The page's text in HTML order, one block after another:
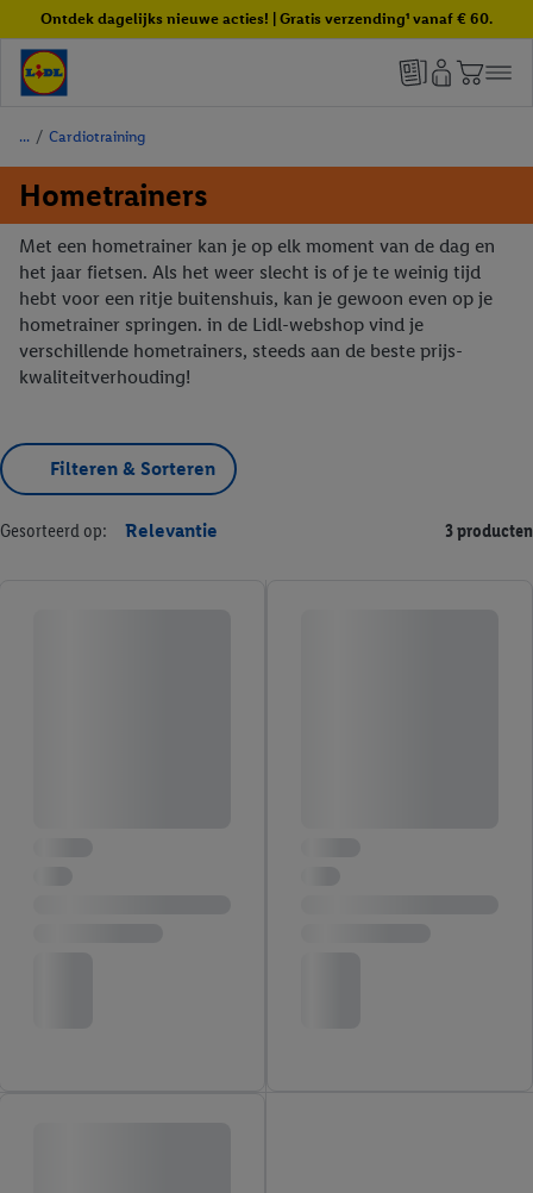
Ontdek dagelijks nieuwe acties! | Gratis verzending¹ vanaf € 60.
/ Cardiotraining
Hometrainers
Met een hometrainer kan je op elk moment van de dag en
het jaar fietsen. Als het weer slecht is of je te weinig tijd
hebt voor een ritje buitenshuis, kan je gewoon even op je
hometrainer springen. in de Lidl-webshop vind je
verschillende hometrainers, steeds aan de beste prijs-
kwaliteitverhouding!
Filteren & Sorteren
Gesorteerd op: Relevantie 3 producten